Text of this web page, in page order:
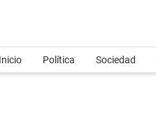
Inicio Política Sociedad